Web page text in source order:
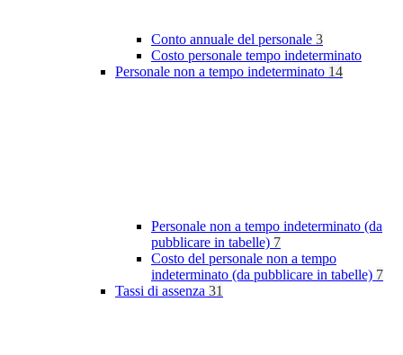
Conto annuale del personale 3
Costo personale tempo indeterminato
Personale non a tempo indeterminato 14
Personale non a tempo indeterminato (da
pubblicare in tabelle) 7
Costo del personale non a tempo
indeterminato (da pubblicare in tabelle) 7
Tassi di assenza 31